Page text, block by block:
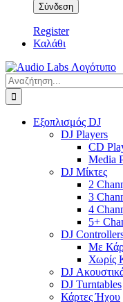
Register
Καλάθι
Αναζήτηση
για:
Εξοπλισμός DJ
DJ Players
CD
Media
DJ Μίκτες
2
3
4
5+
DJ
Με
Χωρίς
DJ
DJ Turntables
Κάρτες Ήχου